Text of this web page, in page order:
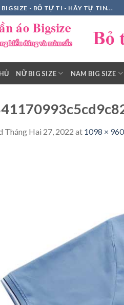
- BỎ TỰ TI - HÃY TỰ TIN...
NỮ BIG SIZE NAM BIG SIZE
Tháng Hai 27, 2022 at 1098 × 960